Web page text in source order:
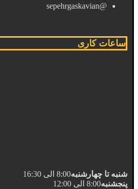
@sepehrgaskavian
ساعات کاری
شنبه تا چهارشنبه8:00 الی 16:30
پنجشنبه8:00 الی 12:00